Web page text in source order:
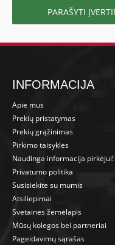
PARAŠYTI
INFORMACIJA
Apie mus
Prekių pristatymas
Prekių grąžinimas
Pirkimo taisyklės
Naudinga informacija pirkėjui!
Privatumo politika
Susisiekite su mumis
Atsiliepimai
Svetainės žemėlapis
Mūsų kolegos bei partneriai
Pageidavimų sąrašas